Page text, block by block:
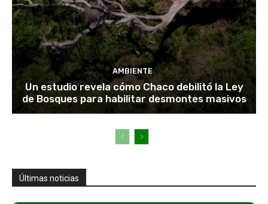
AMBIENTE
Un estudio revela cómo Chaco debilitó la Ley
de Bosques para habilitar desmontes masivos
Últimas noticias